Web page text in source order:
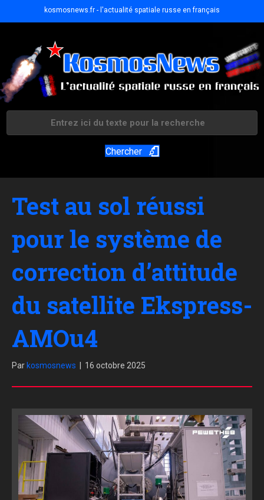
kosmosnews.fr - l'actualité spatiale russe en français
Chercher
Test au sol réussi
pour le système de
correction d’attitude
du satellite Ekspress-
AMOu4
Par kosmosnews 16 octobre 2025